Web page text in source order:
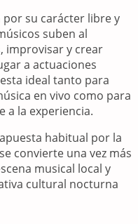
por su carácter libre y
suben al
improvisar y crear
a actuaciones
ideal tanto para
en vivo como para
a la experiencia.
habitual por la
se convierte una vez más
musical local y
cultural nocturna